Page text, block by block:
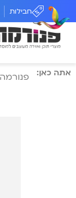
חבילות
אתה כאן: פנורמה